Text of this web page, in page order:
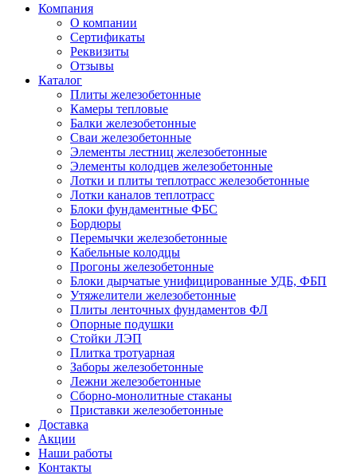
Компания
О компании
Сертификаты
Реквизиты
Отзывы
Каталог
Плиты железобетонные
Камеры тепловые
Балки железобетонные
Сваи железобетонные
Элементы лестниц железобетонные
Элементы колодцев железобетонные
Лотки и плиты теплотрасс железобетонные
Лотки каналов теплотрасс
Блоки фундаментные ФБС
Бордюры
Перемычки железобетонные
Кабельные колодцы
Прогоны железобетонные
Блоки дырчатые унифицированные УДБ, ФБП
Утяжелители железобетонные
Плиты ленточных фундаментов ФЛ
Опорные подушки
Стойки ЛЭП
Плитка тротуарная
Заборы железобетонные
Лежни железобетонные
Сборно-монолитные стаканы
Приставки железобетонные
Доставка
Акции
Наши работы
Контакты